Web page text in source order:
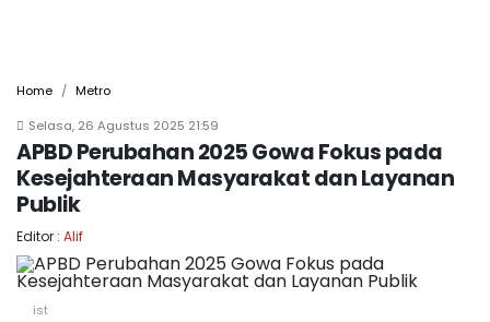
Home
Metro
Selasa, 26 Agustus 2025 21:59
APBD Perubahan 2025 Gowa Fokus pada
Kesejahteraan Masyarakat dan Layanan
Publik
Editor : Alif
ist